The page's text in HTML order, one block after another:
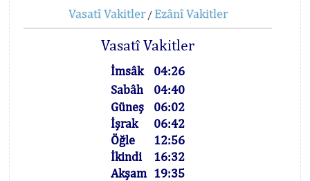
Vasatî Vakitler/ Ezânî Vakitler
Vasatî Vakitler
İmsâk
04:26
Sabâh
04:40
Güneş
06:02
İşrak
06:42
Öğle
12:56
İkindi
16:32
Akşam 19:35